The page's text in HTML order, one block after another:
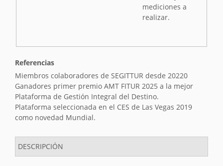
mediciones a
realizar.
Referencias
Miembros colaboradores de SEGITTUR desde 20220
Ganadores primer premio AMT FITUR 2025 a la mejor
Plataforma de Gestión Integral del Destino.
Plataforma seleccionada en el CES de Las Vegas 2019
como novedad Mundial.
DESCRIPCIÓN